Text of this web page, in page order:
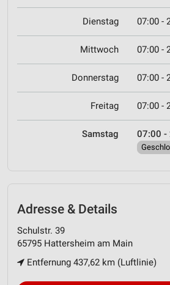
Dienstag 07:00 -
Mittwoch 07:00 -
Donnerstag 07:00 -
Freitag 07:00 -
Samstag 07:00 -
Adresse & Details
Schulstr. 39
65795 Hattersheim am Main
Entfernung 437,62 km (Luftlinie)